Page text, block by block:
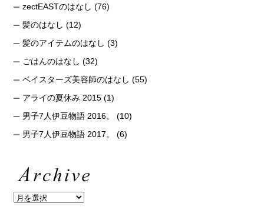
zectEASTのはなし (76)
髪のはなし (12)
髪のアイテムのはなし (3)
ごはんのはなし (32)
ベイスターズ美容師のはなし (55)
アライの夏休み 2015 (1)
男子7人伊豆物語 2016。
(10)
男子7人伊豆物語 2017。
(6)